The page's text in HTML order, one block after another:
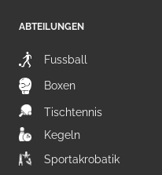
ABTEILUNGEN
Fussball
Boxen
Tischtennis
Kegeln
Sportakrobatik